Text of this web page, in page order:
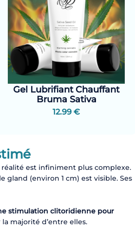
Gel Lubrifiant Chauffant
Bruma Sativa
12.99 €
est infiniment plus complexe.
gland (environ 1 cm) est visible. Ses
stimulation clitoridienne pour
majorité d’entre elles.